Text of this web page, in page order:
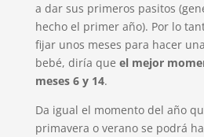
a dar sus primeros pasitos
hecho el primer año). Por lo
fijar unos meses para hacer
bebé, diría que el mejor
meses 6 y 14.
Da igual el momento del año
primavera o verano se podrá